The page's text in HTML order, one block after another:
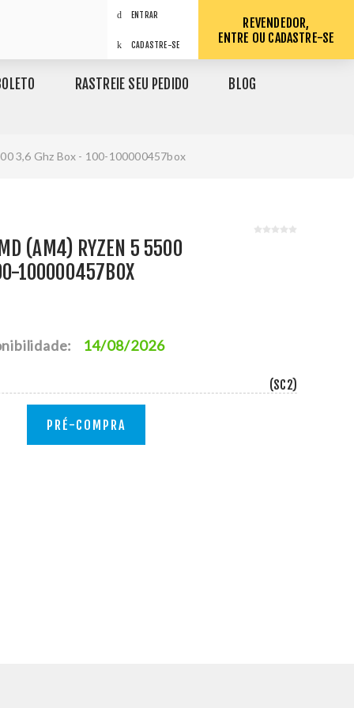
ENTRAR
CADASTRE-SE
REVENDEDOR,
ENTRE OU CADASTRE-SE
RASTREIE SEU PEDIDO BLOG
3,6 Ghz Box - 100-100000457box
(AM4) RYZEN 5 5500
100000457BOX
14/08/2026
(SC2)
PRÉ-COMPRA